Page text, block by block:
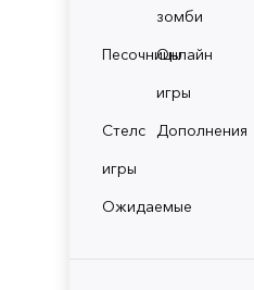
зомби
ПесочницыОнлайн
игры
Стелс
игры
Дополнения
Ожидаемые